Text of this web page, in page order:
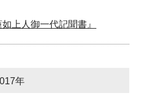
上人御一代記聞書』
年